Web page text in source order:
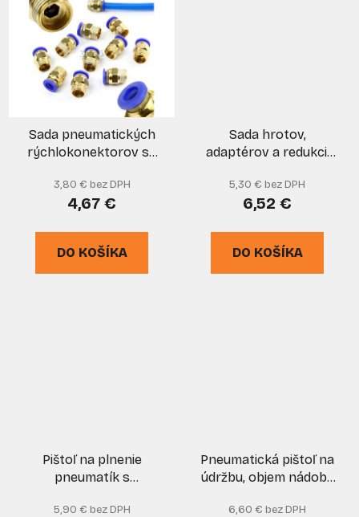
Sada pneumatických
rýchlokonektorov so
kusov, MAR-POL
3,80 € bez DPH
4,67 €
DO KOŠÍKA
Sada hrotov,
adaptérov a redukcii
dielna, GEKO
5,30 € bez DPH
6,52 €
DO KOŠÍKA
Pištoľ na plnenie
pneumatík s
5,90 € bez DPH
Pneumatická pištoľ na
údržbu, objem nádoby
6,60 € bez DPH